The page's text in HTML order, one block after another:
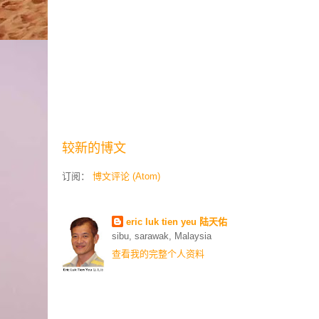
较新的博文
订阅： 博文评论 (Atom)
eric luk tien yeu 陆天佑
sibu, sarawak, Malaysia
查看我的完整个人资料